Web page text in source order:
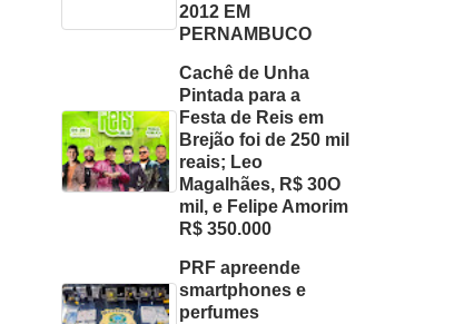
2012 EM
PERNAMBUCO
Cachê de Unha
Pintada para a
Festa de Reis em
Brejão foi de 250 mil
reais; Leo
Magalhães, R$ 30O
mil, e Felipe Amorim
R$ 350.000
PRF apreende
smartphones e
perfumes